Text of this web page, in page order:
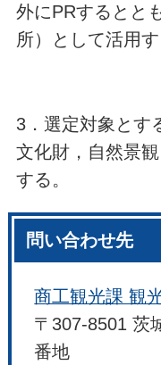
外にPRするとと
所）として活用
3．選定対象とす
文化財，自然景
する。
問い合わせ先
商工観光課 観
〒307-8501 茨
番地